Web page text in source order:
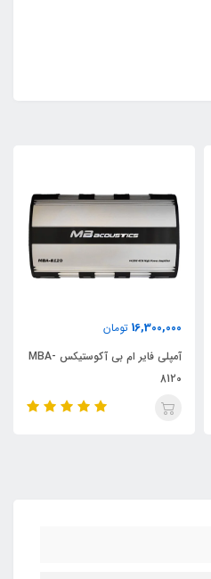
16,300,000 تومان
آمپلی فایر ام بی آکوستیکس MBA-
8120